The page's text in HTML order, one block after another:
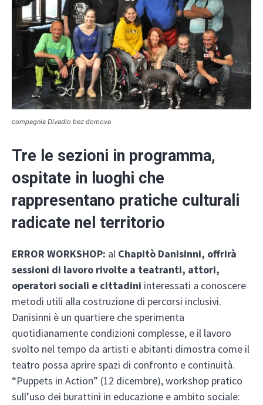
compagnia Divadlo bez domova
Tre le sezioni in programma,
ospitate in luoghi che
rappresentano pratiche culturali
radicate nel territorio
ERROR WORKSHOP: al Chapitò Danisinni, offrirà
sessioni di lavoro rivolte a teatranti, attori,
operatori sociali e cittadini interessati a conoscere
metodi utili alla costruzione di percorsi inclusivi.
Danisinni è un quartiere che sperimenta
quotidianamente condizioni complesse, e il lavoro
svolto nel tempo da artisti e abitanti dimostra come il
teatro possa aprire spazi di confronto e continuità.
“Puppets in Action” (12 dicembre), workshop pratico
sull’uso dei burattini in educazione e ambito sociale: